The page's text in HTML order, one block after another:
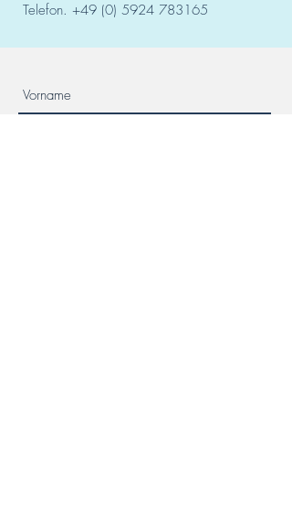
Telefon. +49 (0) 5924 783165